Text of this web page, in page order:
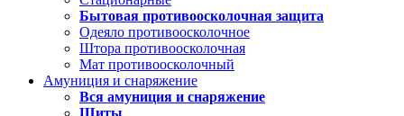
Бытовая противоосколочная защита
Одеяло противоосколочное
Штора противоосколочная
Мат противоосколочный
Амуниция и снаряжение
Вся амуниция и снаряжение
Щиты